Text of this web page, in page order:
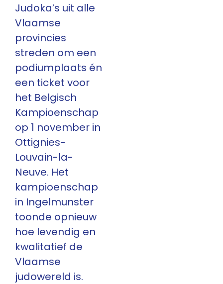
Judoka’s uit alle
Vlaamse
provincies
streden om een
podiumplaats én
een ticket voor
het Belgisch
Kampioenschap
op 1 november in
Ottignies-
Louvain-la-
Neuve. Het
kampioenschap
in Ingelmunster
toonde opnieuw
hoe levendig en
kwalitatief de
Vlaamse
judowereld is.